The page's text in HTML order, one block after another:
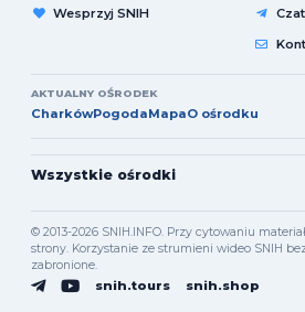
Wesprzyj SNIH
AKTUALNY OŚRODEK
CharkówPogodaMapaO ośrodku
Wszystkie ośrodki
© 2013-2026 SNIH.INFO. Przy cytowaniu
strony. Korzystanie ze strumieni wideo SNIH
zabronione.
snih.tours snih.shop